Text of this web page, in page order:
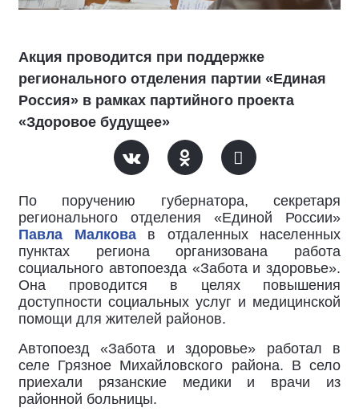
Акция проводится при поддержке
регионального отделения партии «Единая
Россия» в рамках партийного проекта
«Здоровое будущее»
По поручению губернатора, секретаря
регионального отделения «Единой России»
Павла Малковав отдаленных населенных
пунктах региона организована работа
социального автопоезда «Забота и здоровье».
Она проводится в целях повышения
доступности социальных услуг и медицинской
помощи для жителей районов.
Автопоезд «Забота и здоровье» работал в
селе Грязное Михайловского района. В село
приехали рязанские медики и врачи из
районной больницы.